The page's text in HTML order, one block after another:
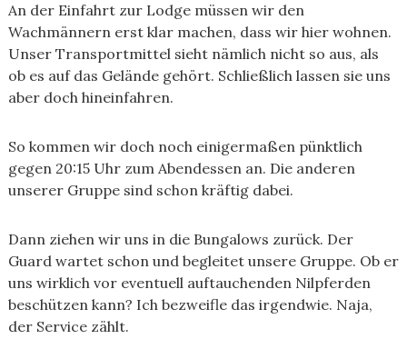
An der Einfahrt zur Lodge müssen wir den
Wachmännern erst klar machen, dass wir hier wohnen.
Unser Transportmittel sieht nämlich nicht so aus, als
ob es auf das Gelände gehört. Schließlich lassen sie uns
aber doch hineinfahren.
So kommen wir doch noch einigermaßen pünktlich
gegen 20:15 Uhr zum Abendessen an. Die anderen
unserer Gruppe sind schon kräftig dabei.
Dann ziehen wir uns in die Bungalows zurück. Der
Guard wartet schon und begleitet unsere Gruppe. Ob er
uns wirklich vor eventuell auftauchenden Nilpferden
beschützen kann? Ich bezweifle das irgendwie. Naja,
der Service zählt.